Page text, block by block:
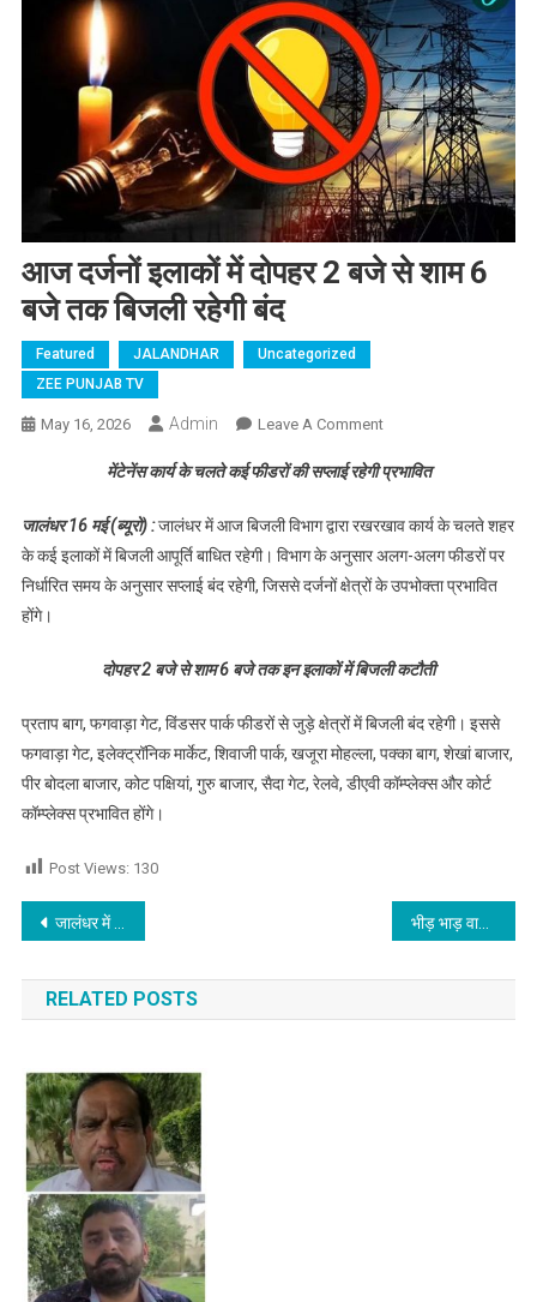
आज दर्जनों इलाकों में दोपहर 2 बजे से शाम 6
बजे तक बिजली रहेगी बंद
Featured JALANDHAR
Uncategorized
ZEE PUNJAB TV
May 16, 2026 Admin Leave A CommentOn आज दर्जनों इलाकों में
तक बिजली रहेगी बंद
मेंटेनेंस कार्य के चलते कई फीडरों की सप्लाई रहेगी प्रभावित
जालंधर 16 मई (ब्यूरो) :जालंधर में आज बिजली विभाग द्वारा रखरखाव कार्य के चलते शहर
के कई इलाकों में बिजली आपूर्ति बाधित रहेगी। विभाग के अनुसार अलग-अलग फीडरों पर
निर्धारित समय के अनुसार सप्लाई बंद रहेगी, जिससे दर्जनों क्षेत्रों के उपभोक्ता प्रभावित
होंगे।
दोपहर 2 बजे से शाम 6 बजे तक इन इलाकों में बिजली कटौती
प्रताप बाग, फगवाड़ा गेट, विंडसर पार्क फीडरों से जुड़े क्षेत्रों में बिजली बंद रहेगी। इससे
फगवाड़ा गेट, इलेक्ट्रॉनिक मार्केट, शिवाजी पार्क, खजूरा मोहल्ला, पक्का बाग, शेखां बाजार,
पीर बोदला बाजार, कोट पक्षियां, गुरु बाजार, सैदा गेट, रेलवे, डीएवी कॉम्प्लेक्स और कोर्ट
कॉम्प्लेक्स प्रभावित होंगे।
Post Views: 130
Post navigation
जालंधर में बालाजी भजन संध्या पर विवाद, श्रद्धालुओं में भारी रोष भीड़ भाड़ वाले बाजार में आग से मचा हड़कंप
RELATED POSTS